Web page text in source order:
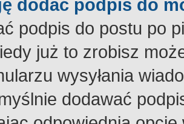
dodać podpis do
podpis do postu po
już to zrobisz
wysyłania
dodawać